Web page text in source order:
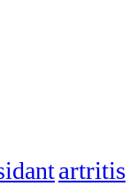
artritis